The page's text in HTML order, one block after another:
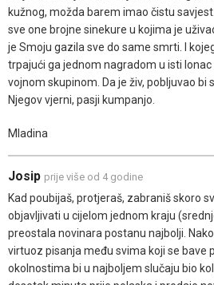
kužnog, možda barem imao čistu
sve one brojne sinekure u kojima je
je Smoju gazila sve do same smrti. I
trpajući ga jednom nagradom u isti
vojnom skupinom. Da je živ, pobljuvao bi
Njegov vjerni, pasji kumpanjo.
Mladina
Josip prije više od 4 godine
Kad poubijaš, protjeraš, zabraniš skoro
objavljivati u cijelom jednom kraju
preostala novinara postanu najbolji.
virtuoz pisanja među svima koji se bave
okolnostima bi u najboljem slučaju bio